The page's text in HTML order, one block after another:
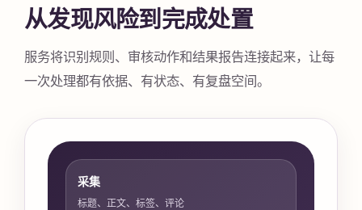
从发现风险到完成处置
服务将识别规则、审核动作和结果报告连接起来，让每
一次处理都有依据、有状态、有复盘空间。
采集
标题、正文、标签、评论